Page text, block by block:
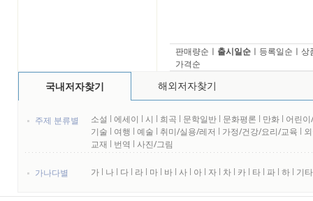
판매량순 ㅣ 출시일순 ㅣ 등록일순 ㅣ 상
가격순
국내저자찾기 해외저자찾기
주제 분류별 소설 l 에세이 l 시 l 희곡 l 문학일반 l 문화평론 l 만화 l 어린
기술 l 여행 l 예술 l 취미/실용/레저 l 가정/건강/요리/교육 l
교재 l 번역 l 사진/그림
가나다별 가 l 나 l 다 l 라 l 마 l 바 l 사 l 아 l 자 l 차 l 카 l 타 l 파 l 하 l 기타